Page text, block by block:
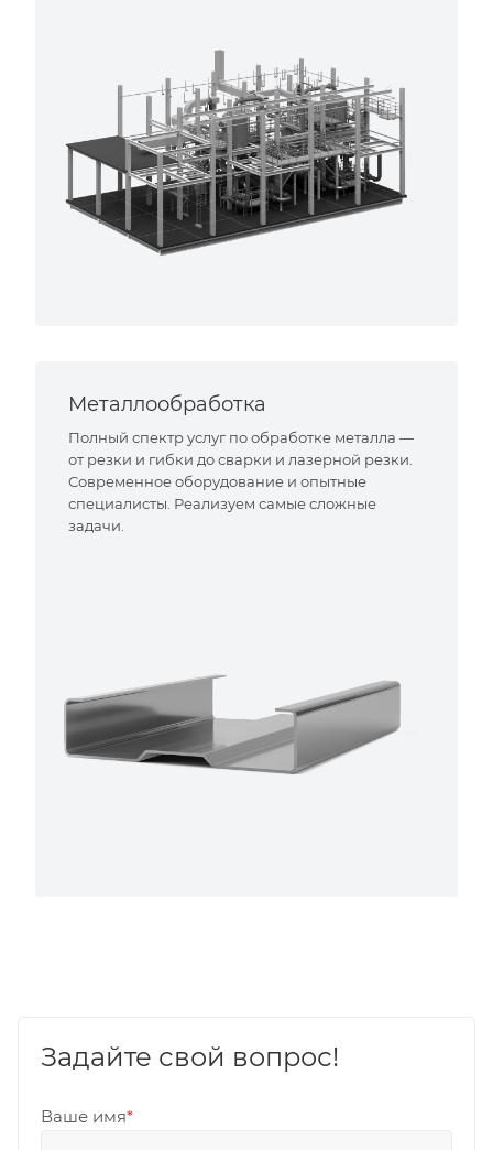
Металлообработка
Полный спектр услуг по обработке металла —
от резки и гибки до сварки и лазерной резки.
Современное оборудование и опытные
специалисты. Реализуем самые сложные
задачи.
Задайте свой вопрос!
Ваше имя*